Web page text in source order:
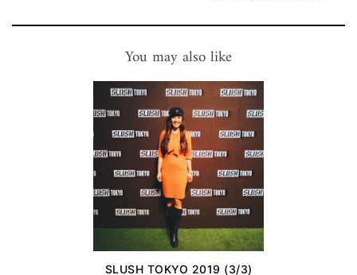
You may also like
SLUSH TOKYO 2019 (3/3)